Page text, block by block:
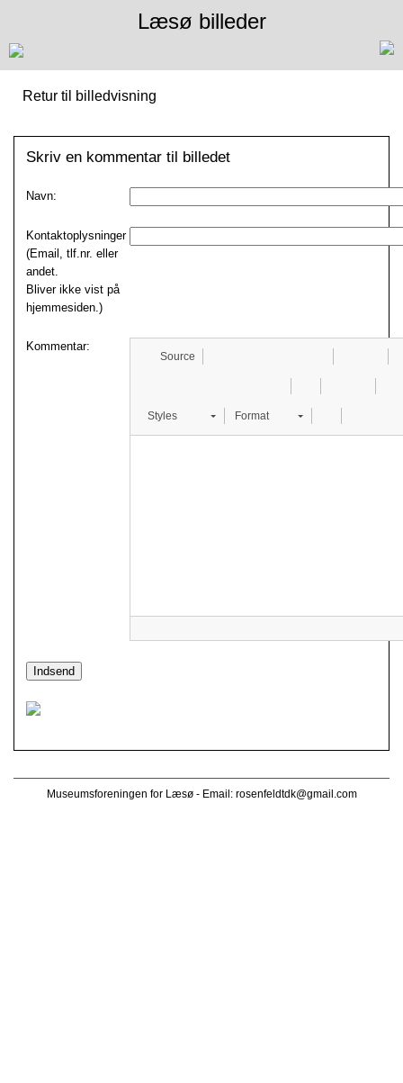
Læsø billeder
Retur til billedvisning
Skriv en kommentar til billedet
Navn:
Kontaktoplysninger
(Email, tlf.nr. eller
andet.
Bliver ikke vist på
hjemmesiden.)
Kommentar:
Source
Styles Format
Museumsforeningen for Læsø - Email: rosenfeldtdk@gmail.com